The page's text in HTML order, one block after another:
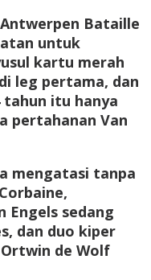
Bataille
untuk
kartu merah
leg pertama, dan
tahun itu hanya
pertahanan Van
mengatasi tanpa
Engels sedang
dan duo kiper
de Wolf